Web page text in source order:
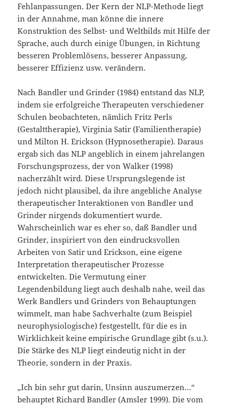
Fehlanpassungen. Der Kern der NLP-Methode liegt
in der Annahme, man könne die innere
Konstruktion des Selbst- und Weltbilds mit Hilfe der
Sprache, auch durch einige Übungen, in Richtung
besseren Problemlösens, besserer Anpassung,
besserer Effizienz usw. verändern.
Nach Bandler und Grinder (1984) entstand das NLP,
indem sie erfolgreiche Therapeuten verschiedener
Schulen beobachteten, nämlich Fritz Perls
(Gestalttherapie), Virginia Satir (Familientherapie)
und Milton H. Erickson (Hypnosetherapie). Daraus
ergab sich das NLP angeblich in einem jahrelangen
Forschungsprozess, der von Walker (1998)
nacherzählt wird. Diese Ursprungslegende ist
jedoch nicht plausibel, da ihre angebliche Analyse
therapeutischer Interaktionen von Bandler und
Grinder nirgends dokumentiert wurde.
Wahrscheinlich war es eher so, daß Bandler und
Grinder, inspiriert von den eindrucksvollen
Arbeiten von Satir und Erickson, eine eigene
Interpretation therapeutischer Prozesse
entwickelten. Die Vermutung einer
Legendenbildung liegt auch deshalb nahe, weil das
Werk Bandlers und Grinders von Behauptungen
wimmelt, man habe Sachverhalte (zum Beispiel
neurophysiologische) festgestellt, für die es in
Wirklichkeit keine empirische Grundlage gibt (s.u.).
Die Stärke des NLP liegt eindeutig nicht in der
Theorie, sondern in der Praxis.
„Ich bin sehr gut darin, Unsinn auszumerzen…“
behauptet Richard Bandler (Amsler 1999). Die vom